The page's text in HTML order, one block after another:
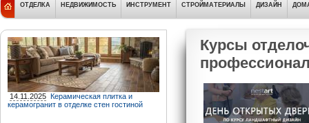
ОТДЕЛКА НЕДВИЖИМОСТЬ ИНСТРУМЕНТ СТРОЙМАТЕРИАЛЫ ДИЗАЙН
14.11.2025 Керамическая плитка и
керамогранит в отделке стен гостиной
Курсы